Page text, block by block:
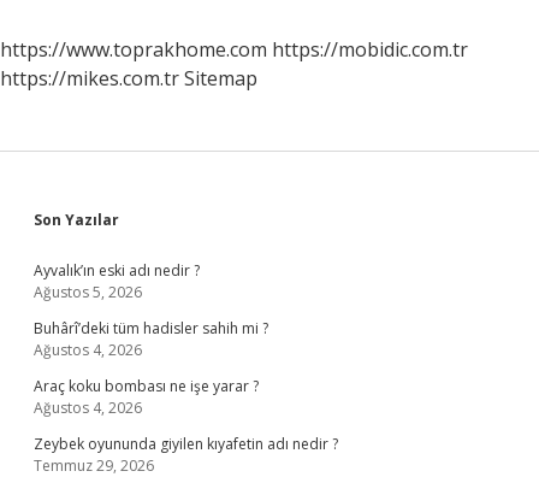
https://www.toprakhome.com https://mobidic.com.tr
https://mikes.com.trSitemap
Sidebar
Son Yazılar
Ayvalık’ın eski adı nedir ?
Ağustos 5, 2026
Buhârî’deki tüm hadisler sahih mi ?
Ağustos 4, 2026
Araç koku bombası ne işe yarar ?
Ağustos 4, 2026
Zeybek oyununda giyilen kıyafetin adı nedir ?
Temmuz 29, 2026